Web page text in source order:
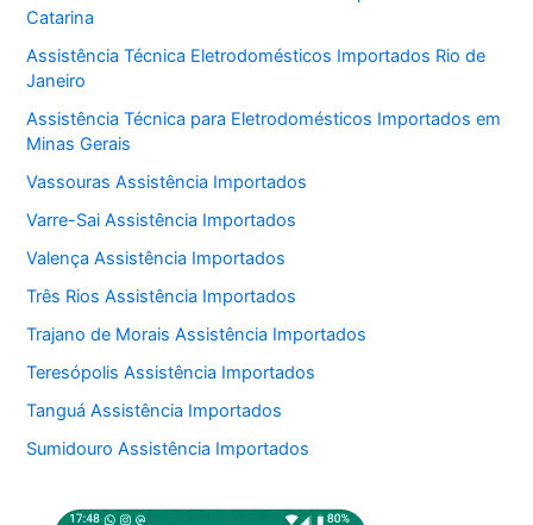
Catarina
Assistência Técnica Eletrodomésticos Importados Rio de
Janeiro
Assistência Técnica para Eletrodomésticos Importados em
Minas Gerais
Vassouras Assistência Importados
Varre-Sai Assistência Importados
Valença Assistência Importados
Três Rios Assistência Importados
Trajano de Morais Assistência Importados
Teresópolis Assistência Importados
Tanguá Assistência Importados
Sumidouro Assistência Importados